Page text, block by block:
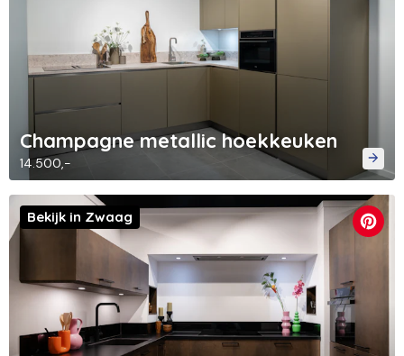
Champagne metallic hoekkeuken
14.500,-
Bekijk in Zwaag